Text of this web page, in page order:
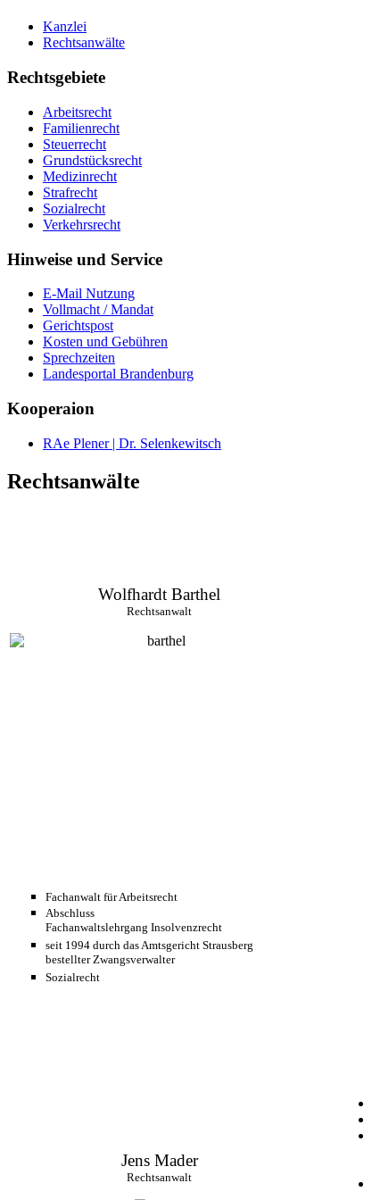
Kanzlei
Rechtsanwälte
Rechtsgebiete
Arbeitsrecht
Familienrecht
Steuerrecht
Grundstücksrecht
Medizinrecht
Strafrecht
Sozialrecht
Verkehrsrecht
Hinweise und Service
E-Mail Nutzung
Vollmacht / Mandat
Gerichtspost
Kosten und Gebühren
Sprechzeiten
Landesportal Brandenburg
Kooperaion
RAe Plener | Dr. Selenkewitsch
Rechtsanwälte
Wolfhardt Barthel
Rechtsanwalt
Fachanwalt für Arbeitsrecht
Abschluss
Fachanwaltslehrgang Insolvenzrecht
seit 1994 durch das Amtsgericht Strausberg
bestellter Zwangsverwalter
Sozialrecht
Jens Mader
Rechtsanwalt